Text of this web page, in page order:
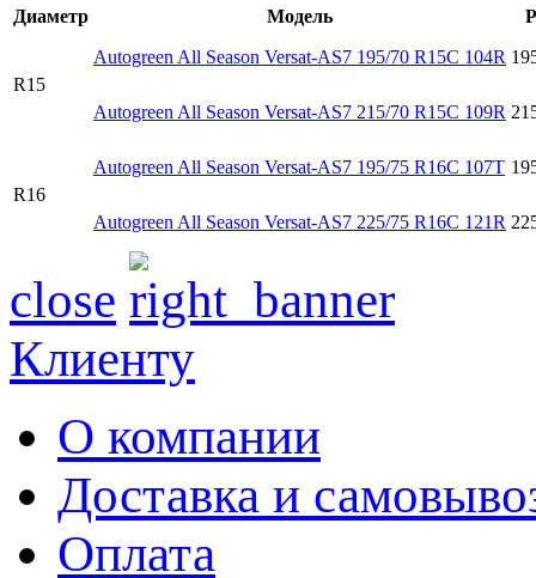
Диаметр Модель
R15
Autogreen All Season Versat-AS7 195/70 R15C 104R
Autogreen All Season Versat-AS7 215/70 R15C 109R
R16
Autogreen All Season Versat-AS7 195/75 R16C 107T
Autogreen All Season Versat-AS7 225/75 R16C 121R
close
Клиенту
О компании
Доставка и
Оплата